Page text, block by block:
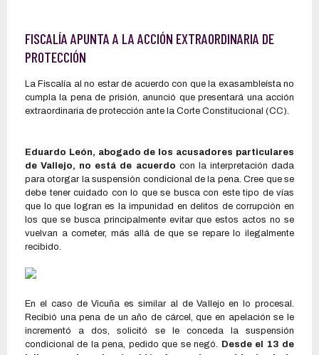
FISCALÍA APUNTA A LA ACCIÓN EXTRAORDINARIA DE
PROTECCIÓN
La Fiscalía al no estar de acuerdo con que la exasambleísta no
cumpla la pena de prisión, anunció que presentará una acción
extraordinaria de protección ante la Corte Constitucional (CC).
Eduardo León, abogado de los acusadores particulares
de Vallejo, no está de acuerdo con la interpretación dada
para otorgar la suspensión condicional de la pena. Cree que se
debe tener cuidado con lo que se busca con este tipo de vías
que lo que logran es la impunidad en delitos de corrupción en
los que se busca principalmente evitar que estos actos no se
vuelvan a cometer, más allá de que se repare lo ilegalmente
recibido.
En el caso de Vicuña es similar al de Vallejo en lo procesal.
Recibió una pena de un año de cárcel, que en apelación se le
incrementó a dos, solicitó se le conceda la suspensión
condicional de la pena, pedido que se negó. Desde el 13 de